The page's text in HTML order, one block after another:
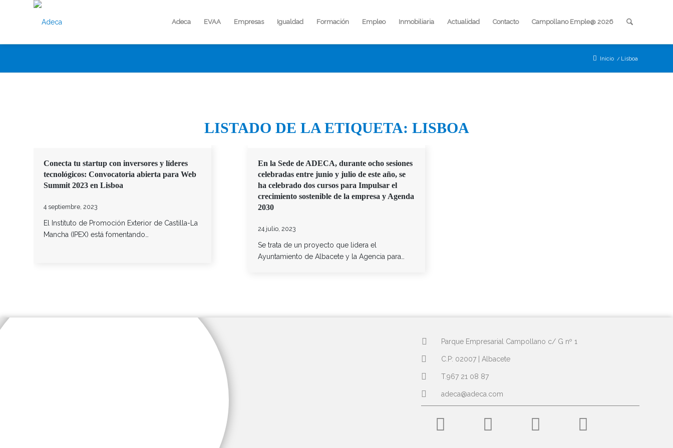
Adeca EVAA Empresas Igualdad Formación Empleo Inmobiliaria Actualidad Contacto Campollano Emple@ 2026
Inicio / Lisboa
LISTADO DE LA ETIQUETA: LISBOA
Conecta tu startup con inversores y líderes
tecnológicos: Convocatoria abierta para Web
Summit 2023 en Lisboa
4 septiembre, 2023
El Instituto de Promoción Exterior de Castilla-La
Mancha (IPEX) está fomentando…
En la Sede de ADECA, durante ocho sesiones
celebradas entre junio y julio de este año, se
ha celebrado dos cursos para Impulsar el
crecimiento sostenible de la empresa y Agenda
2030
24 julio, 2023
Se trata de un proyecto que lidera el
Ayuntamiento de Albacete y la Agencia para…
Parque Empresarial Campollano c/ G nº 1
C.P: 02007 | Albacete
T.967 21 08 87
adeca@adeca.com